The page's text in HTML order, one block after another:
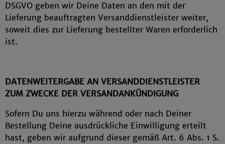
DSGVO geben wir Deine Daten an den mit der
Lieferung beauftragten Versanddienstleister weiter,
soweit dies zur Lieferung bestellter Waren erforderlich
ist.
DATENWEITERGABE AN VERSANDDIENSTLEISTER
ZUM ZWECKE DER VERSANDANKÜNDIGUNG
Sofern Du uns hierzu während oder nach Deiner
Bestellung Deine ausdrückliche Einwilligung erteilt
hast, geben wir aufgrund dieser gemäß Art. 6 Abs. 1 S.